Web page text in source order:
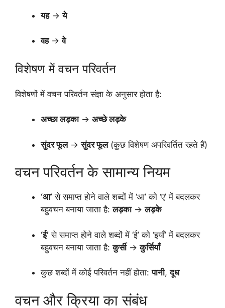
यह→ये
वह→वे
विशेषण में वचन परिवर्तन
विशेषणों में वचन परिवर्तन संज्ञा के अनुसार होता है:
अच्छा लड़का→ अच्छे लड़के
सुंदर फूल→सुंदर फूल(कुछ विशेषण अपरिवर्तित रहते हैं)
वचन परिवर्तन के सामान्य नियम
‘आ’ से समाप्त होने वाले शब्दों में ‘आ’ को ‘ए’ में बदलकर
बहुवचन बनाया जाता है:लड़का→लड़के
‘ई’ से समाप्त होने वाले शब्दों में ‘ई’ को ‘इयाँ’ में बदलकर
बहुवचन बनाया जाता है:कुर्सी→कुर्सियाँ
कुछ शब्दों में कोई परिवर्तन नहीं होता:पानी,दूध
वचन और क्रिया का संबंध